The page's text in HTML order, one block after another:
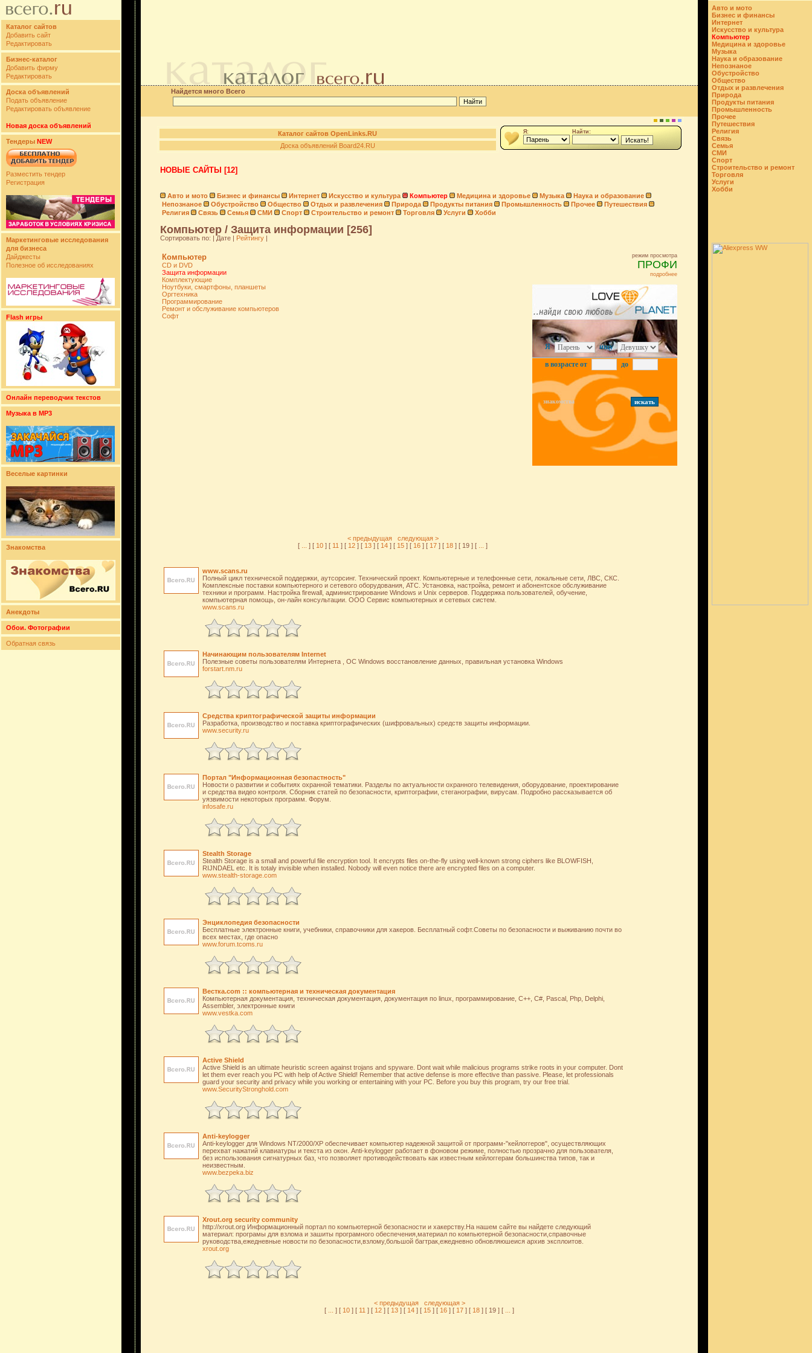
Каталог сайтов
Добавить сайт
Редактировать
Бизнес-каталог
Добавить фирму
Редактировать
Доска объявлений
Подать объявление
Редактировать объявление
Новая доска объявлений
Тендеры NEW
Разместить тендер
Регистрация
Маркетинговые исследования
для бизнеса
Дайджесты
Полезное об исследованиях
Flash игры
Онлайн переводчик текстов
Музыка в MP3
Веселые картинки
Знакомства
Анекдоты
Обои. Фотографии
Обратная связь
Авто и мото
Бизнес и финансы
Интернет
Искусство и культура
Компьютер
Медицина и здоровье
Музыка
Наука и образование
Непознаное
Обустройство
Общество
Отдых и развлечения
Природа
Продукты питания
Промышленность
Прочее
Путешествия
Религия
Связь
Семья
СМИ
Спорт
Строительство и ремонт
Торговля
Услуги
Хобби
Найдется много Всего
Каталог сайтов OpenLinks.RU
Доска объявлений Board24.RU
Я: Найти:
НОВЫЕ САЙТЫ [12]
Авто и мото Бизнес и финансы Интернет Искусство и культура Компьютер Медицина и здоровье Музыка
Наука и образование
Непознаное
Обустройство Общество Отдых и развлечения Природа Продукты питания Промышленность Прочее
Путешествия
Религия
Связь Семья СМИ Спорт Строительство и ремонт Торговля Услуги Хобби
Компьютер / Защита информации [256]
Сортировать по: | Дате | Рейтингу|
Компьютер
CD и DVD
Защита информации
Комплектующие
Ноутбуки, смартфоны, планшеты
Оргтехника
Программирование
Ремонт и обслуживание компьютеров
Софт
режим просмотра
ПРОФИ
подробнее
Я ищу
в возрасте от до
знакомства
< предыдущая
следующая >
[
] [ 10 ] [ 11 ] [ 12 ] [ 13 ] [ 14 ] [ 15 ] [ 16 ] [ 17 ] [ 18 ] [ 19 ] [ ]
www.scans.ru
Полный цикл технической поддержки, аутсорсинг. Технический проект. Компьютерные и телефонные сети, локальные сети, ЛВС, СКС.
Комплексные поставки компьютерного и сетевого оборудования, АТС. Установка, настройка, ремонт и абонентское обслуживание
техники и программ. Настройка firewall, администрирование Windows и Unix серверов. Поддержка пользователей, обучение,
компьютерная помощь, он-лайн консультации. ООО Сервис компьютерных и сетевых систем.
www.scans.ru
Начинающим пользователям Internet
Полезные советы пользователям Интернета , ОС Windows восстановление данных, правильная установка Windows
forstart.nm.ru
Средства криптографической защиты информации
Разработка, производство и поставка криптографических (шифровальных) средств защиты информации.
www.security.ru
Портал "Информационная безопастность"
Новости о развитии и событиях охранной тематики. Разделы по актуальности охранного телевидения, оборудование, проектирование
и средства видео контроля. Сборник статей по безопасности, криптографии, стеганографии, вирусам. Подробно рассказывается об
уязвимости некоторых программ. Форум.
infosafe.ru
Stealth Storage
Stealth Storage is a small and powerful file encryption tool. It encrypts files on-the-fly using well-known strong ciphers like BLOWFISH,
RIJNDAEL etc. It is totaly invisible when installed. Nobody will even notice there are encrypted files on a computer.
www.stealth-storage.com
Энциклопедия безопасности
Бесплатные электронные книги, учебники, справочники для хакеров. Бесплатный софт.Cоветы по безопасности и выживанию почти во
всех местах, где опасно
www.forum.tcoms.ru
Вестка.com :: компьютерная и техническая документация
Компьютерная документация, техническая документация, документация по linux, программирование, C++, C#, Pascal, Php, Delphi,
Assembler, электронные книги
www.vestka.com
Active Shield
Active Shield is an ultimate heuristic screen against trojans and spyware. Dont wait while malicious programs strike roots in your computer. Dont
let them ever reach you PC with help of Active Shield! Remember that active defense is more effective than passive. Please, let professionals
guard your security and privacy while you working or entertaining with your PC. Before you buy this program, try our free trial.
www.SecurityStronghold.com
Anti-keylogger
Anti-keylogger для Windows NT/2000/XP обеспечивает компьютер надежной защитой от программ-"кейлоггеров", осуществляющих
перехват нажатий клавиатуры и текста из окон. Anti-keylogger работает в фоновом режиме, полностью прозрачно для пользователя,
без использования сигнатурных баз, что позволяет противодействовать как известным кейлоггерам большинства типов, так и
неизвестным.
www.bezpeka.biz
Xrout.org security community
http://xrout.org Информационный портал по компьютерной безопасности и хакерству.На нашем сайте вы найдете следующий
материал: програмы для взлома и зашиты програмного обеспечения,материал по компьютерной безопасности,справочные
руководства,ежедневные новости по безопасности,взлому,большой багтрак,ежедневно обновляюшеися архив эксплоитов.
xrout.org
< предыдущая
следующая >
[
] [ 10 ] [ 11 ] [ 12 ] [ 13 ] [ 14 ] [ 15 ] [ 16 ] [ 17 ] [ 18 ] [ 19 ] [ ]